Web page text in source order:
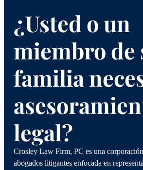
¿Usted o un
miembro de
familia
legal?
Crosley Law Firm, PC es una
abogados litigantes enfocada en